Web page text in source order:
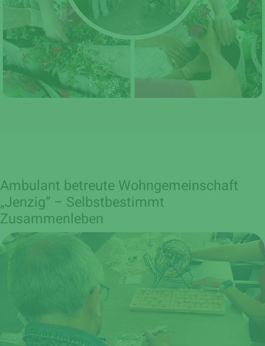
Ambulant betreute Wohngemeinschaft
„Jenzig“ – Selbstbestimmt
Zusammenleben